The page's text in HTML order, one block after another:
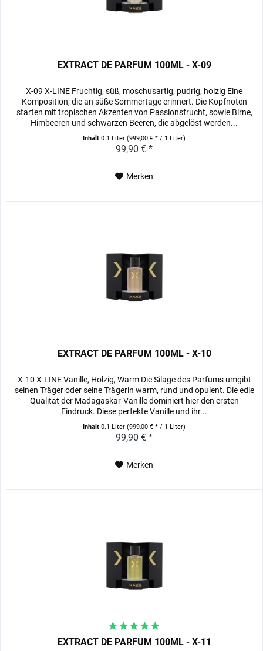
EXTRACT DE PARFUM 100ML - X-09
X-09 X-LINE Fruchtig, süß, moschusartig, pudrig, holzig Eine
Komposition, die an süße Sommertage erinnert. Die Kopfnoten
starten mit tropischen Akzenten von Passionsfrucht, sowie Birne,
Himbeeren und schwarzen Beeren, die abgelöst werden...
Inhalt0.1 Liter(999,00 € * / 1 Liter)
99,90 € *
Merken
EXTRACT DE PARFUM 100ML - X-10
X-10 X-LINE Vanille, Holzig, Warm Die Silage des Parfums umgibt
seinen Träger oder seine Trägerin warm, rund und opulent. Die edle
Qualität der Madagaskar-Vanille dominiert hier den ersten
Eindruck. Diese perfekte Vanille und ihr...
Inhalt0.1 Liter(999,00 € * / 1 Liter)
99,90 € *
Merken
EXTRACT DE PARFUM 100ML - X-11